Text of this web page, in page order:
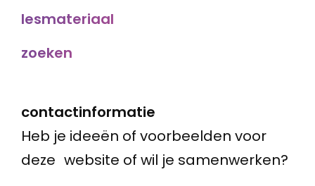
lesmateriaal
zoeken
contactinformatie
Heb je ideeën of voorbeelden voor
deze website of wil je samenwerken?